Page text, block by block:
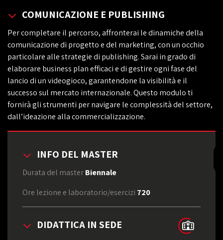
COMUNICAZIONE E PUBLISHING
Per completare il percorso, affronterai le dinamiche della
comunicazione di progetto e del marketing, con un occhio
particolare alle strategie di publishing. Sarai in grado di
elaborare business plan efficaci e di gestire ogni fase del
lancio di un videogioco, garantendone la visibilità e il
successo sul mercato internazionale. Questo modulo ti
fornirà gli strumenti per navigare le complessità del settore,
dall’ideazione alla commercializzazione.
INFO DEL MASTER
Durata del masterBiennale
Ore lezione e laboratorio/esercizi 720
DIDATTICA IN SEDE